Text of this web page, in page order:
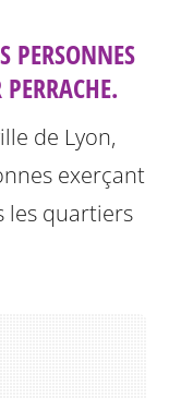
PERSONNES
de Lyon,
exerçant
les quartiers